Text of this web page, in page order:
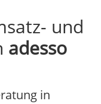
und
adesso
in